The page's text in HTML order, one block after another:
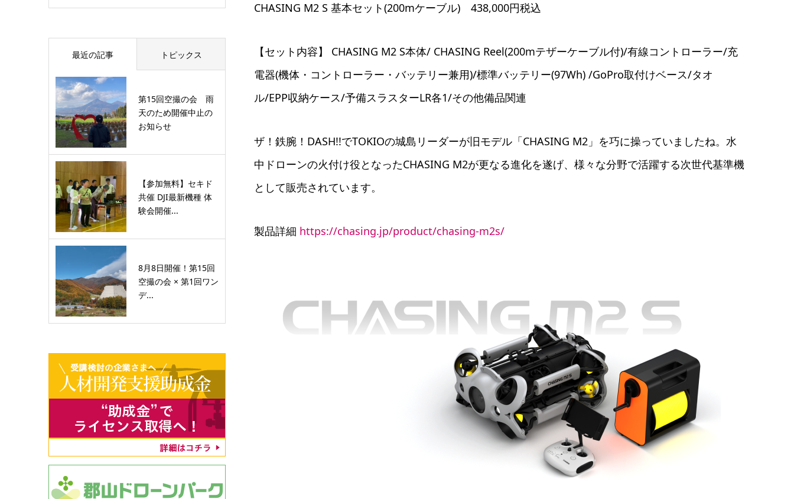
CHASING M2 S 基本セット(200mケーブル) 438,000円税込
【セット内容】 CHASING M2 S本体/ CHASING Reel(200mテザーケーブル付)/有線コントローラー/充
電器(機体・コントローラー・バッテリー兼用)/標準バッテリー(97Wh) /GoPro取付けベース/タオ
ル/EPP収納ケース/予備スラスターLR各1/その他備品関連
ザ！鉄腕！DASH!!でTOKIOの城島リーダーが旧モデル「CHASING M2」を巧に操っていましたね。水
中ドローンの火付け役となったCHASING M2が更なる進化を遂げ、様々な分野で活躍する次世代基準機
として販売されています。
製品詳細 https://chasing.jp/product/chasing-m2s/
最近の記事 トピックス
第15回空撮の会 雨
天のため開催中止の
お知らせ
【参加無料】セキド
共催 DJI最新機種 体
験会開催...
8月8日開催！第15回
空撮の会 × 第1回ワン
デ...